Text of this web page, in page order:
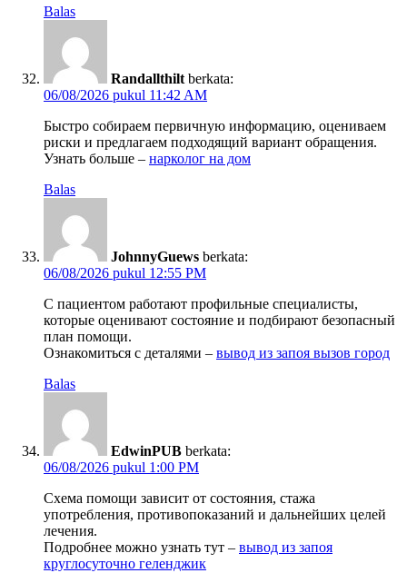
Balas
Randallthilt berkata:
06/08/2026 pukul 11:42 AM
Быстро собираем первичную информацию, оцениваем
риски и предлагаем подходящий вариант обращения.
Узнать больше – нарколог на дом
Balas
JohnnyGuews berkata:
06/08/2026 pukul 12:55 PM
С пациентом работают профильные специалисты,
которые оценивают состояние и подбирают безопасный
план помощи.
Ознакомиться с деталями – вывод из запоя вызов город
Balas
EdwinPUB berkata:
06/08/2026 pukul 1:00 PM
Схема помощи зависит от состояния, стажа
употребления, противопоказаний и дальнейших целей
лечения.
Подробнее можно узнать тут – вывод из запоя
круглосуточно геленджик